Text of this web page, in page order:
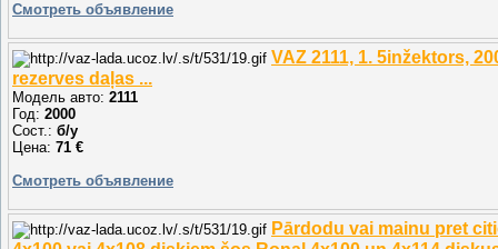
Смотреть объявление
VAZ 2111, 1. 5inžektors,
rezerves daļas ...
Модель авто: 2111
Год: 2000
Сост.: б/у
Цена: 71 €
Смотреть объявление
Pārdodu vai mainu pret